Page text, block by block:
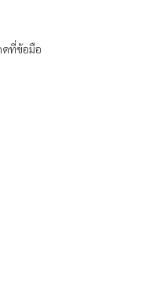
ดที่ข้อมือ